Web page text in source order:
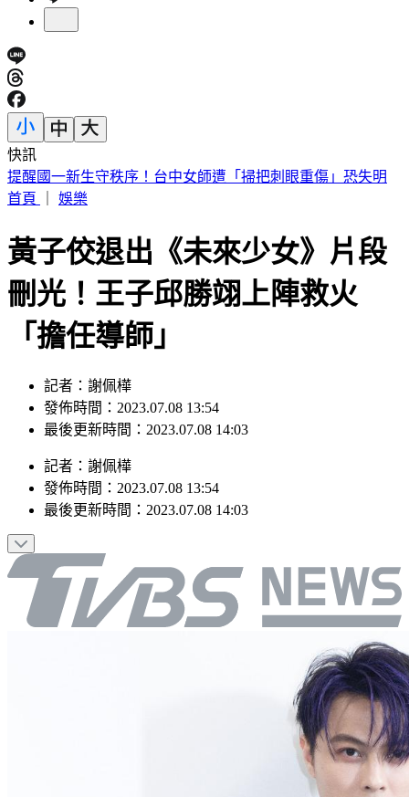
快訊
行政院停電40分鐘！員工揮扇好熱 藍委批「城鎮韌性」大破
功
黃子佼退出《未來少女》片段
刪光！王子邱勝翊上陣救火
「擔任導師」
記者：謝佩樺
發佈時間：2023.07.08 13:54
記者：謝佩樺
發佈時間：2023.07.08 13:54